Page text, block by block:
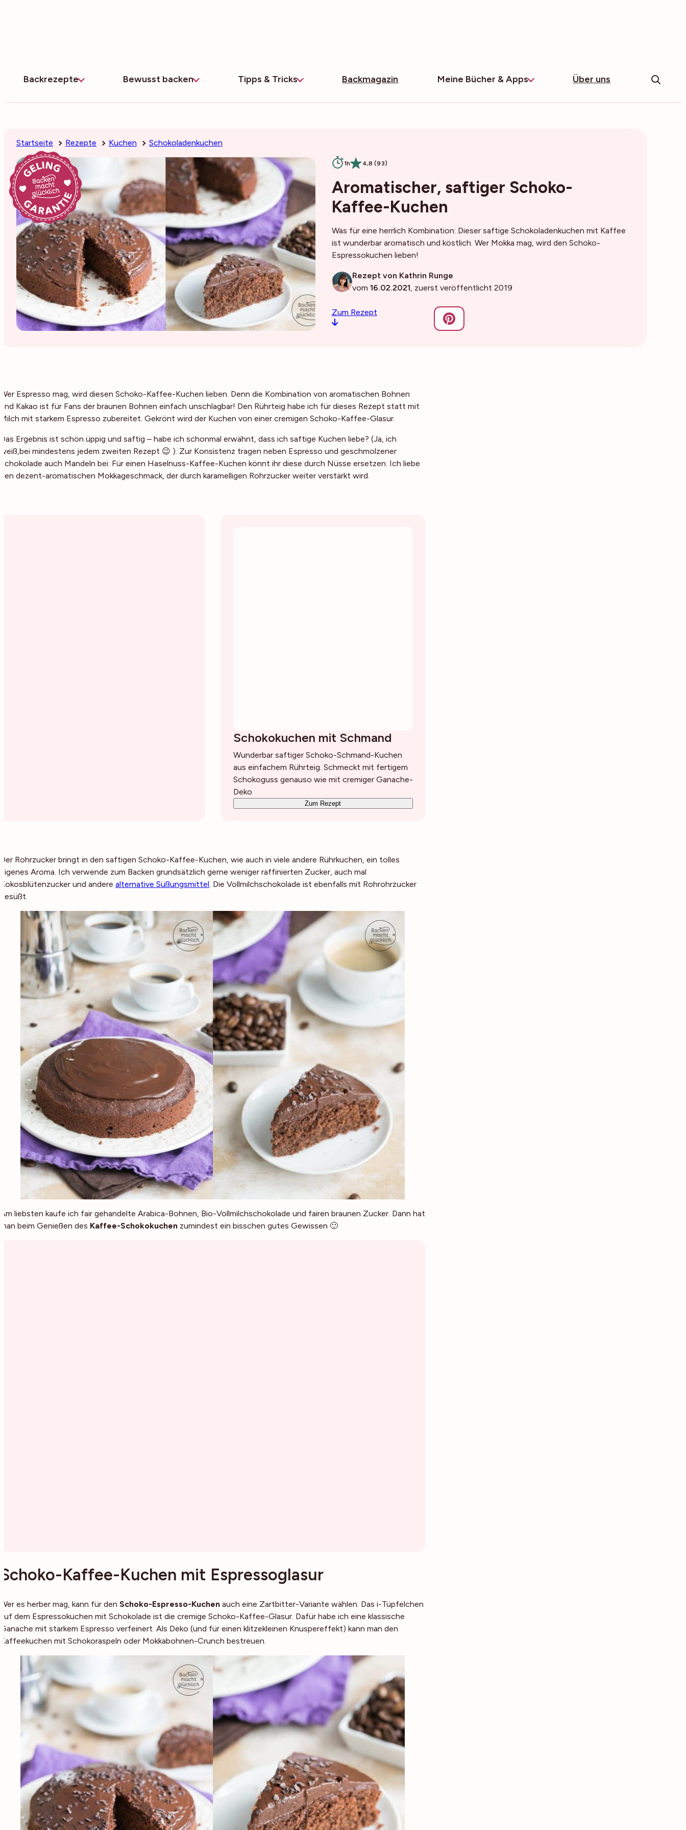
Backrezepte Bewusst backen Tipps & Tricks Backmagazin Meine Bücher & Apps Über uns
Startseite Rezepte Kuchen Schokoladenkuchen
1h 4,8 (93)
Aromatischer, saftiger Schoko-
Kaffee-Kuchen
Was für eine herrlich Kombination: Dieser saftige Schokoladenkuchen mit Kaffee
ist wunderbar aromatisch und köstlich. Wer Mokka mag, wird den Schoko-
Espressokuchen lieben!
Rezept von Kathrin Runge
vom 16.02.2021, zuerst veröffentlicht 2019
Zum Rezept
Wer Espresso mag, wird diesen Schoko-Kaffee-Kuchen lieben. Denn die Kombination von aromatischen Bohnen
und Kakao ist für Fans der braunen Bohnen einfach unschlagbar! Den Rührteig habe ich für dieses Rezept statt mit
Milch mit starkem Espresso zubereitet. Gekrönt wird der Kuchen von einer cremigen Schoko-Kaffee-Glasur.
Das Ergebnis ist schön üppig und saftig – habe ich schonmal erwähnt, dass ich saftige Kuchen liebe? (Ja, ich
weiß,bei mindestens jedem zweiten Rezept 😉 ). Zur Konsistenz tragen neben Espresso und geschmolzener
Schokolade auch Mandeln bei. Für einen Haselnuss-Kaffee-Kuchen könnt ihr diese durch Nüsse ersetzen. Ich liebe
den dezent-aromatischen Mokkageschmack, der durch karamelligen Rohrzucker weiter verstärkt wird.
Schokokuchen mit Schmand
Wunderbar saftiger Schoko-Schmand-Kuchen
aus einfachem Rührteig. Schmeckt mit fertigem
Schokoguss genauso wie mit cremiger Ganache-
Deko
Zum Rezept
Der Rohrzucker bringt in den saftigen Schoko-Kaffee-Kuchen, wie auch in viele andere Rührkuchen, ein tolles
eigenes Aroma. Ich verwende zum Backen grundsätzlich gerne weniger raffinierten Zucker, auch mal
Kokosblütenzucker und andere alternative Süßungsmittel. Die Vollmilchschokolade ist ebenfalls mit Rohrohrzucker
gesüßt.
Am liebsten kaufe ich fair gehandelte Arabica-Bohnen, Bio-Vollmilchschokolade und fairen braunen Zucker. Dann hat
man beim Genießen des Kaffee-Schokokuchen zumindest ein bisschen gutes Gewissen 🙂
Schoko-Kaffee-Kuchen mit Espressoglasur
Wer es herber mag, kann für den Schoko-Espresso-Kuchen auch eine Zartbitter-Variante wählen. Das i-Tüpfelchen
auf dem Espressokuchen mit Schokolade ist die cremige Schoko-Kaffee-Glasur. Dafür habe ich eine klassische
Ganache mit starkem Espresso verfeinert. Als Deko (und für einen klitzekleinen Knuspereffekt) kann man den
Kaffeekuchen mit Schokoraspeln oder Mokkabohnen-Crunch bestreuen.